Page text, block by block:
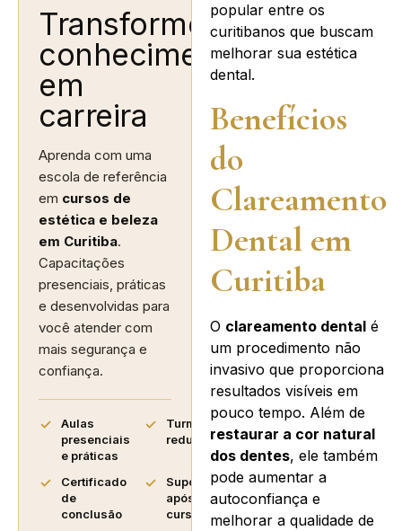
Transforme
conhecimento
em
carreira
Aprenda com uma
escola de referência
em cursos de
estética e beleza
em Curitiba.
Capacitações
presenciais, práticas
e desenvolvidas para
você atender com
mais segurança e
confiança.
Aulas
presenciais
e práticas
Turmas
reduzidas
Certificado
de
conclusão
Suporte
após o
curso
popular entre os
curitibanos que buscam
melhorar sua estética
dental.
Benefícios
do
Clareamento
Dental em
Curitiba
O clareamento dental é
um procedimento não
invasivo que proporciona
resultados visíveis em
pouco tempo. Além de
restaurar a cor natural
dos dentes, ele também
pode aumentar a
autoconfiança e
melhorar a qualidade de